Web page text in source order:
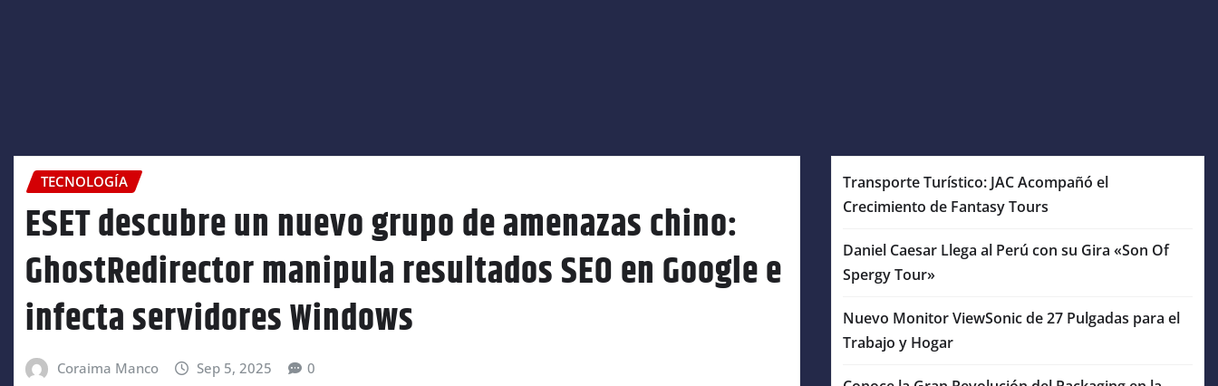
TECNOLOGÍA
ESET descubre un nuevo grupo de amenazas chino:
GhostRedirector manipula resultados SEO en Google e
infecta servidores Windows
Coraima Manco Sep 5, 2025 0
Transporte Turístico: JAC Acompañó el
Crecimiento de Fantasy Tours
Daniel Caesar Llega al Perú con su Gira «Son Of
Spergy Tour»
Nuevo Monitor ViewSonic de 27 Pulgadas para el
Trabajo y Hogar